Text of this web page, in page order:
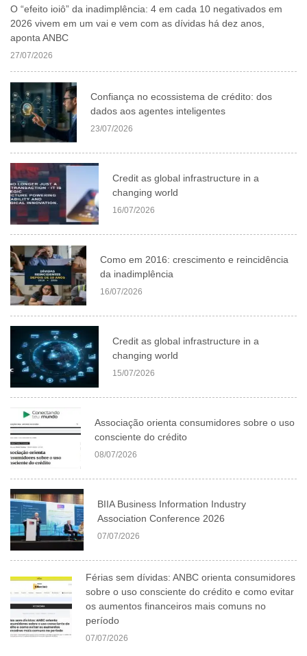
O “efeito ioiô” da inadimplência: 4 em cada 10 negativados em
2026 vivem em um vai e vem com as dívidas há dez anos,
aponta ANBC
27/07/2026
Confiança no ecossistema de crédito: dos
dados aos agentes inteligentes
23/07/2026
Credit as global infrastructure in a
changing world
16/07/2026
Como em 2016: crescimento e reincidência
da inadimplência
16/07/2026
Credit as global infrastructure in a
changing world
15/07/2026
Associação orienta consumidores sobre o uso
consciente do crédito
08/07/2026
BIIA Business Information Industry
Association Conference 2026
07/07/2026
Férias sem dívidas: ANBC orienta consumidores
sobre o uso consciente do crédito e como evitar
os aumentos financeiros mais comuns no
período
07/07/2026